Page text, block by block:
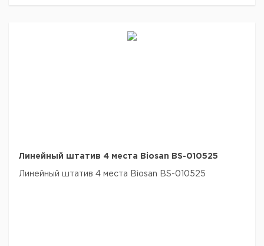
штативе. Размер (В×Ø) 59 × 0.5 мм
Линейный штатив 4 места Biosan BS-010525
Линейный штатив 4 места Biosan BS-010525